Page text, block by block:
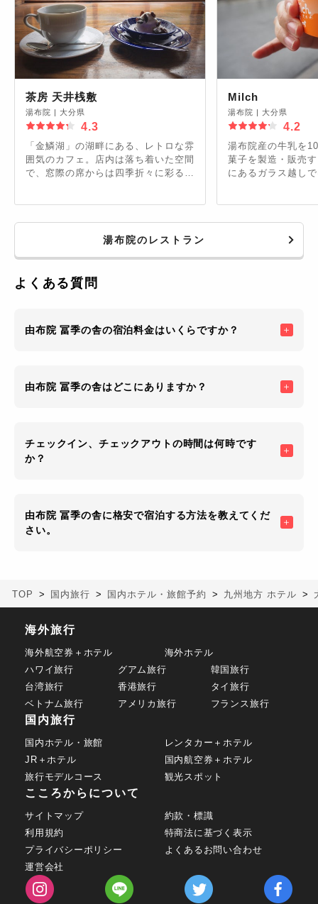
茶房 天井桟敷
湯布院 | 大分県
4.3
「金鱗湖」の湖畔にある、レトロな雰
囲気のカフェ。店内は落ち着いた空間
で、窓際の席からは四季折々に彩る景
ーと相性抜群です。幻想的な風景を眺
Milch
湯布院 | 大分県
4.2
湯布院産の牛乳を
菓子を製造・販売
にあるガラス越し
じめ、とろっとろ
「プディング」な
気。油で揚げない
湯布院のレストラン
よくある質問
由布院 冨季の舎の宿泊料金はいくらですか？
由布院 冨季の舎はどこにありますか？
チェックイン、チェックアウトの時間は何時です
か？
由布院 冨季の舎に格安で宿泊する方法を教えてくだ
さい。
TOP 国内旅行 国内ホテル・旅館予約 九州地方 ホテル
海外旅行
海外航空券＋ホテル
海外ホテル
ハワイ旅行
グアム旅行
韓国旅行
台湾旅行
香港旅行
タイ旅行
ベトナム旅行
アメリカ旅行 フランス旅行
国内旅行
国内ホテル・旅館
レンタカー＋ホテル
JR＋ホテル
国内航空券＋ホテル
旅行モデルコース
観光スポット
こころからについて
サイトマップ
約款・標識
利用規約
特商法に基づく表示
プライバシーポリシー
よくあるお問い合わせ
運営会社